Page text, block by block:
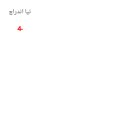
نیا اندراج
-4